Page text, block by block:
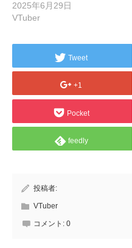
2025年6月29日
VTuber
Tweet
+1
Pocket
feedly
投稿者:
VTuber
コメント: 0